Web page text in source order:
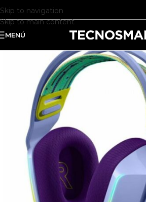
Skip to navigation
Skip to main content
MENÚ